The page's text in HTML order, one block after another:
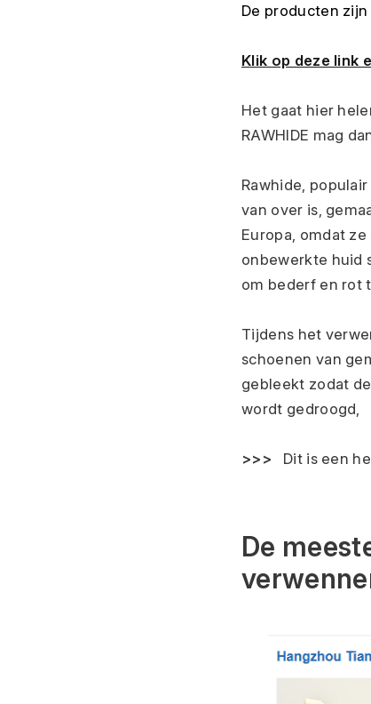
De producten
Klik op deze link
Het gaat hier
RAWHIDE mag
Rawhide,
van over is,
Europa, omdat
onbewerkte huid
om bederf en rot
Tijdens het
schoenen van
gebleekt zodat
wordt gedroogd,
>>> Dit is een
De